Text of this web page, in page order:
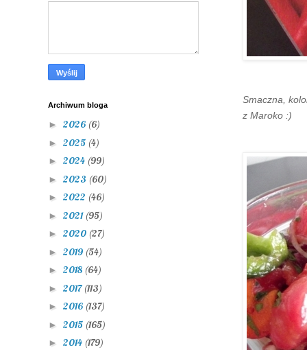
Smaczna,
z Maroko :)
Archiwum bloga
► 2026 (6)
► 2025 (4)
► 2024 (99)
► 2023 (60)
► 2022 (46)
► 2021 (95)
► 2020 (27)
► 2019 (54)
► 2018 (64)
► 2017(113)
► 2016 (137)
► 2015 (165)
► 2014 (179)